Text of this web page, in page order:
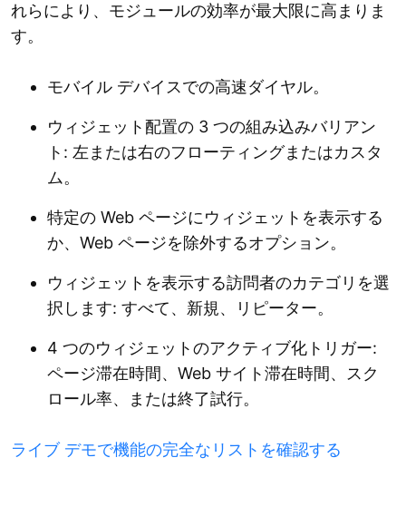
れらにより、モジュールの効率が最大限に高まりま
す。
モバイル デバイスでの高速ダイヤル。
ウィジェット配置の 3 つの組み込みバリアン
ト: 左または右のフローティングまたはカスタ
ム。
特定の Web ページにウィジェットを表示する
か、Web ページを除外するオプション。
ウィジェットを表示する訪問者のカテゴリを選
択します: すべて、新規、リピーター。
4 つのウィジェットのアクティブ化トリガー:
ページ滞在時間、Web サイト滞在時間、スク
ロール率、または終了試行。
ライブ デモで機能の完全なリストを確認する